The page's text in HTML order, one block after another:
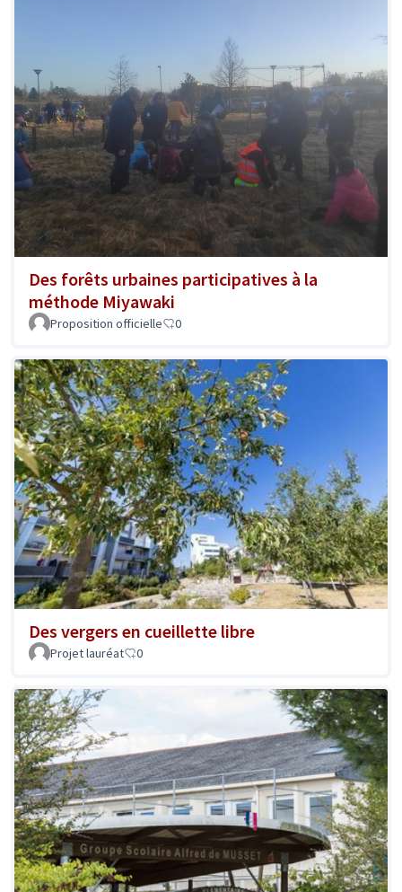
Des forêts urbaines participatives à la
méthode Miyawaki
Proposition officielle 0
Des vergers en cueillette libre
Projet lauréat 0